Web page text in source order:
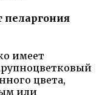
пеларгония
имеет
цвета,
или